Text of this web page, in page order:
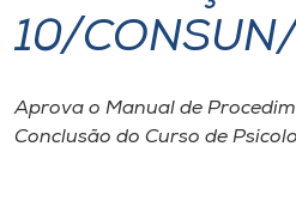
I.nova
Diplomados
10/
Aprova o Manual de
Conclusão do Curso de